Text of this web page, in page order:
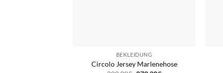
BEKLEIDUNG
Circolo Jersey Marlenehose